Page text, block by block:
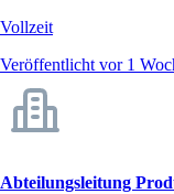
Vollzeit
Veröffentlicht vor 1
Abteilungsleitung